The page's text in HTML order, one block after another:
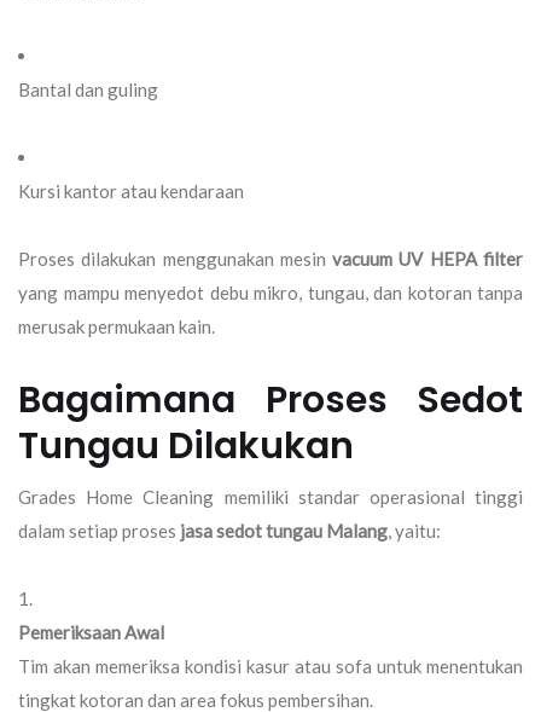
Bantal dan guling
Kursi kantor atau kendaraan
Proses dilakukan menggunakan mesinvacuum UV HEPA filter
yang mampu menyedot debu mikro, tungau, dan kotoran tanpa
merusak permukaan kain.
Bagaimana Proses Sedot
Tungau Dilakukan
Grades Home Cleaning memiliki standar operasional tinggi
dalam setiap proses jasa sedot tungau Malang, yaitu:
Pemeriksaan Awal
Tim akan memeriksa kondisi kasur atau sofa untuk menentukan
tingkat kotoran dan area fokus pembersihan.